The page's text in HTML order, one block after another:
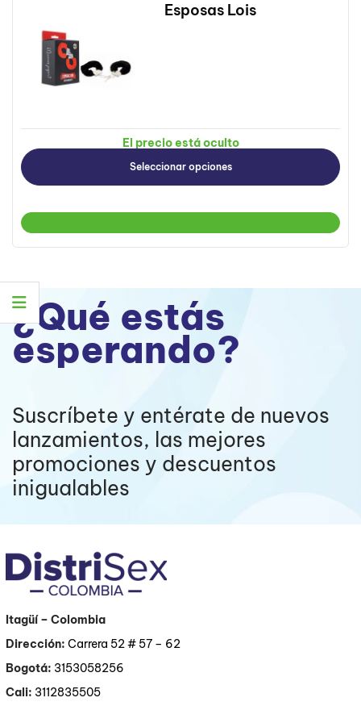
Esposas Lois
El precio está oculto
Seleccionar opciones
¿Qué estás
esperando?
Suscríbete y entérate de nuevos
lanzamientos, las mejores
promociones y descuentos
inigualables
Itagüí– Colombia
Dirección: Carrera 52 # 57 – 62
Bogotá: 3153058256
Cali: 3112835505